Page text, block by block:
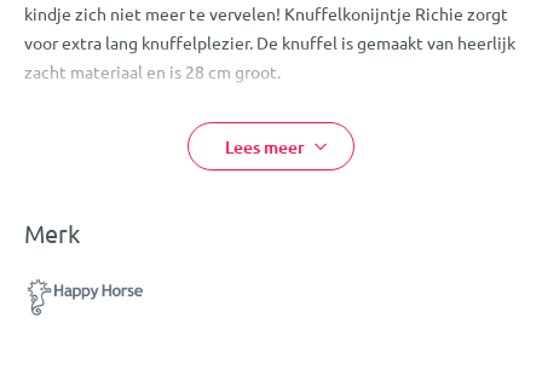
kindje zich niet meer te vervelen! Knuffelkonijntje Richie zorgt
voor extra lang knuffelplezier. De knuffel is gemaakt van heerlijk
zacht materiaal en is 28 cm groot.
toevoeging voor in de kinderkamer!
Happy Horse Knuffel
Kleur: ivoorwit
Lees meer
Merk